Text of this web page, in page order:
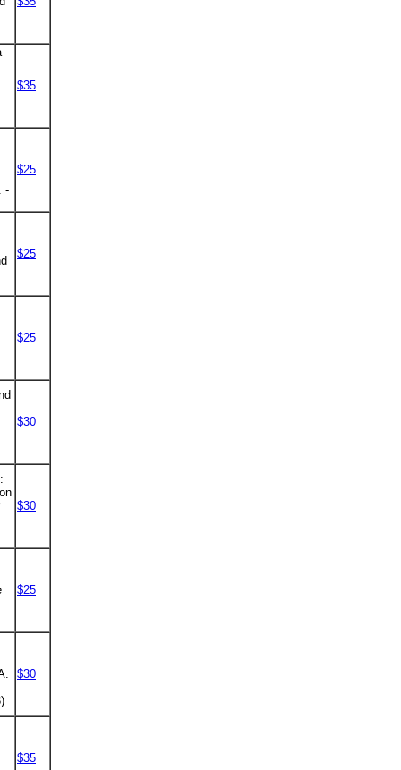
$35
-
$25
$25
$25
$30
$30
$25
$30
$35